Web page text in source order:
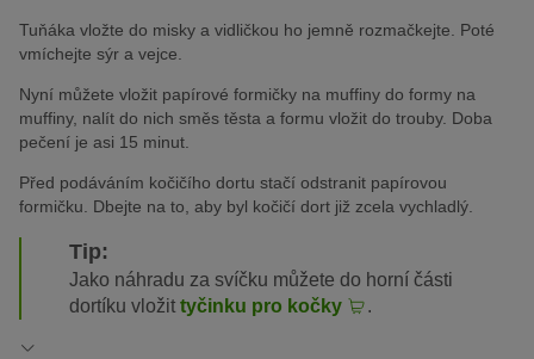
Tuňáka vložte do misky a vidličkou ho jemně rozmačkejte. Poté
vmíchejte sýr a vejce.
Nyní můžete vložit papírové formičky na muffiny do formy na
muffiny, nalít do nich směs těsta a formu vložit do trouby. Doba
pečení je asi 15 minut.
Před podáváním kočičího dortu stačí odstranit papírovou
formičku. Dbejte na to, aby byl kočičí dort již zcela vychladlý.
Tip:
Jako náhradu za svíčku můžete do horní části
dortíku vložit tyčinku pro kočky .